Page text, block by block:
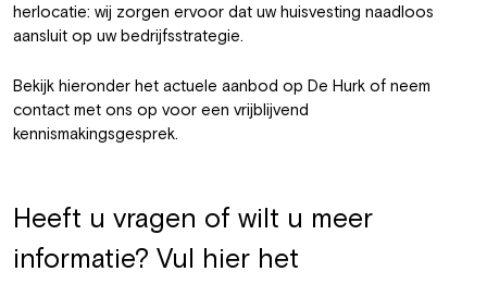
herlocatie: wij zorgen ervoor dat uw huisvesting naadloos
aansluit op uw bedrijfsstrategie.
Bekijk hieronder het actuele aanbod op De Hurk of neem
contact met ons op voor een vrijblijvend
kennismakingsgesprek.
Heeft u vragen of wilt u meer
informatie? Vul hier het